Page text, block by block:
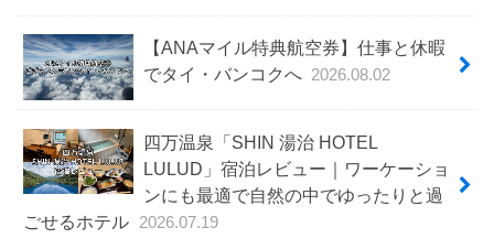
【ANAマイル特典航空券】仕事と休暇
でタイ・バンコクへ 2026.08.02
四万温泉「SHIN 湯治 HOTEL
LULUD」宿泊レビュー｜ワーケーショ
ンにも最適で自然の中でゆったりと過
ごせるホテル
2026.07.19